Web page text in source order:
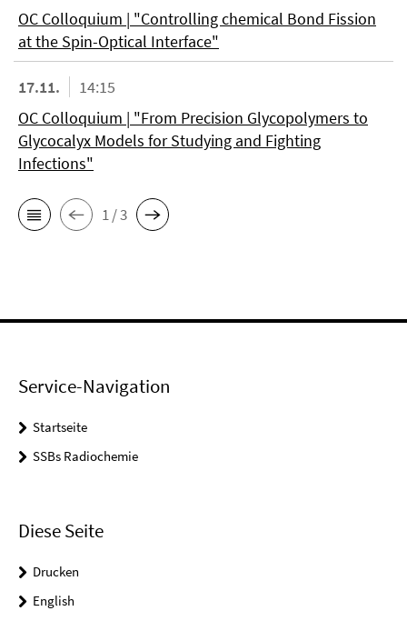
OC Colloquium | "Controlling chemical Bond Fission
at the Spin-Optical Interface"
17.11.
14:15
OC Colloquium | "From Precision Glycopolymers to
Glycocalyx Models for Studying and Fighting
Infections"
1 / 3
Service-Navigation
Startseite
SSBs Radiochemie
Diese Seite
Drucken
English